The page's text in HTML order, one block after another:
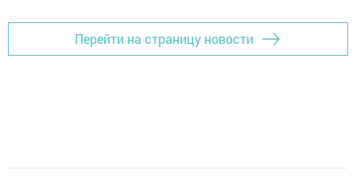
Перейти на страницу новости